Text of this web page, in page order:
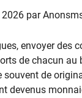
2026 par
envoyer des
de chacun au
souvent de
devenus